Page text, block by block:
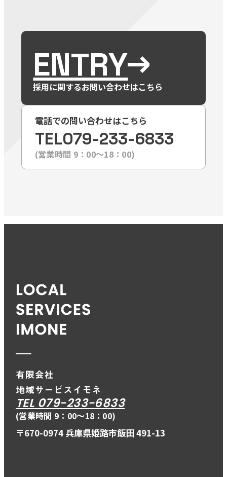
ENTRY
採用に関するお問い合わせはこちら
電話での問い合わせはこちら
TEL079-233-6833
(営業時間 9：00〜18：00)
TEL 079-233-6833
(営業時間 9：00〜18：00)
〒670-0974 兵庫県姫路市飯田 491-13